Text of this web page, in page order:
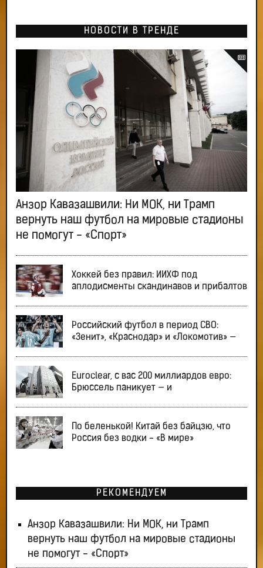
НОВОСТИ В ТРЕНДЕ
Анзор Кавазашвили: Ни МОК, ни Трамп
вернуть наш футбол на мировые стадионы
не помогут - «Спорт»
Хоккей без правил: ИИХФ под
аплодисменты скандинавов и прибалтов
Российский футбол в период СВО:
«Зенит», «Краснодар» и «Локомотив» —
Euroclear, с вас 200 миллиардов евро:
Брюссель паникует — и
По беленькой! Китай без байцзю, что
Россия без водки - «В мире»
РЕКОМЕНДУЕМ
Анзор Кавазашвили: Ни МОК, ни Трамп
вернуть наш футбол на мировые стадионы
не помогут - «Спорт»